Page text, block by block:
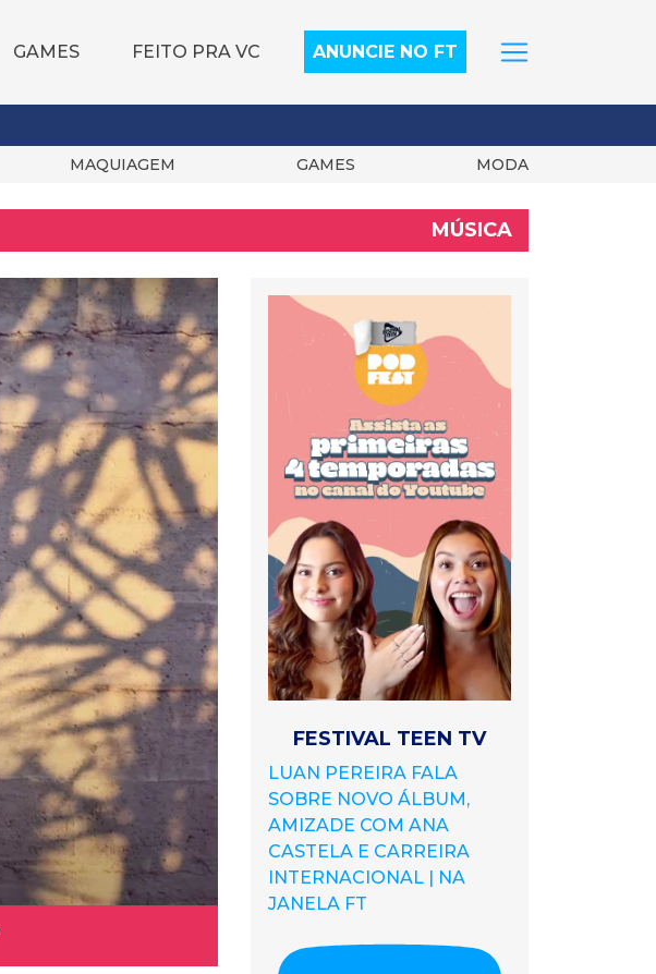
GAMES FEITO PRA VC ANUNCIE NO FT
MAQUIAGEM GAMES MODA
MÚSICA
FESTIVAL TEEN TV
LUAN PEREIRA FALA
SOBRE NOVO ÁLBUM,
AMIZADE COM ANA
CASTELA E CARREIRA
INTERNACIONAL | NA
JANELA FT